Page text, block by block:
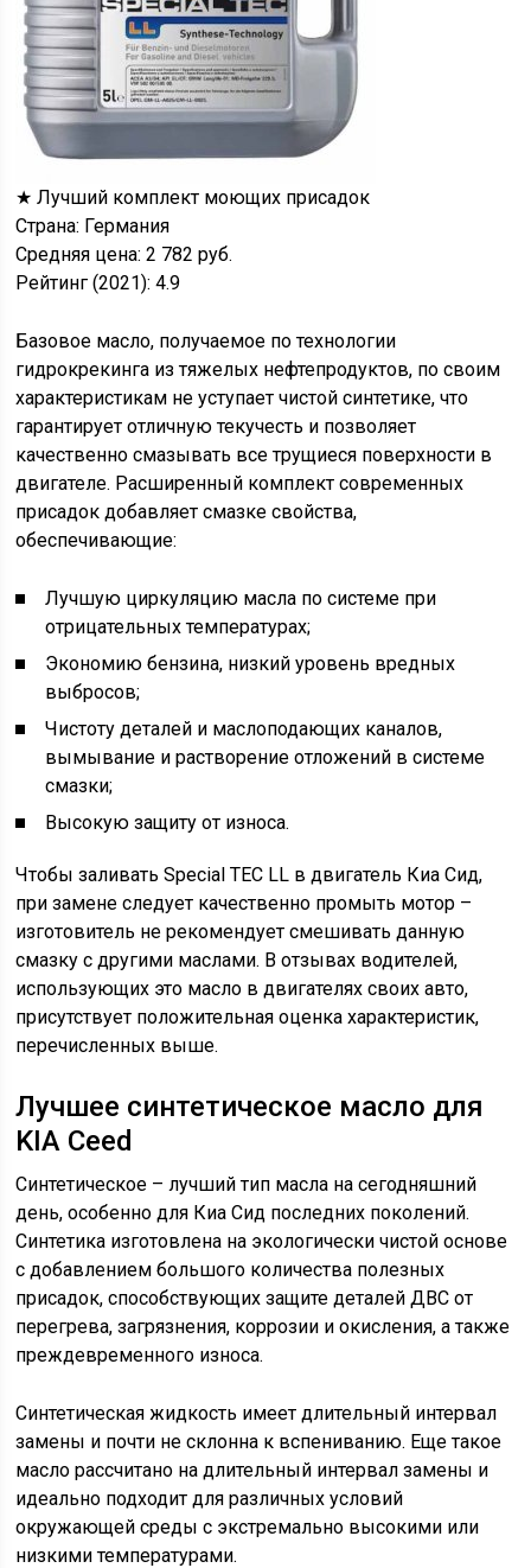
★ Лучший комплект моющих присадок
Страна: Германия
Средняя цена: 2 782 руб.
Рейтинг (2021): 4.9
Базовое масло, получаемое по технологии
гидрокрекинга из тяжелых нефтепродуктов, по своим
характеристикам не уступает чистой синтетике, что
гарантирует отличную текучесть и позволяет
качественно смазывать все трущиеся поверхности в
двигателе. Расширенный комплект современных
присадок добавляет смазке свойства,
обеспечивающие:
Лучшую циркуляцию масла по системе при
отрицательных температурах;
Экономию бензина, низкий уровень вредных
выбросов;
Чистоту деталей и маслоподающих каналов,
вымывание и растворение отложений в системе
смазки;
Высокую защиту от износа.
Чтобы заливать Special TEC LL в двигатель Киа Сид,
при замене следует качественно промыть мотор –
изготовитель не рекомендует смешивать данную
смазку с другими маслами. В отзывах водителей,
использующих это масло в двигателях своих авто,
присутствует положительная оценка характеристик,
перечисленных выше.
Лучшее синтетическое масло для
KIA Ceed
Синтетическое – лучший тип масла на сегодняшний
день, особенно для Киа Сид последних поколений.
Синтетика изготовлена на экологически чистой основе
с добавлением большого количества полезных
присадок, способствующих защите деталей ДВС от
перегрева, загрязнения, коррозии и окисления, а также
преждевременного износа.
Синтетическая жидкость имеет длительный интервал
замены и почти не склонна к вспениванию. Еще такое
масло рассчитано на длительный интервал замены и
идеально подходит для различных условий
окружающей среды с экстремально высокими или
низкими температурами.